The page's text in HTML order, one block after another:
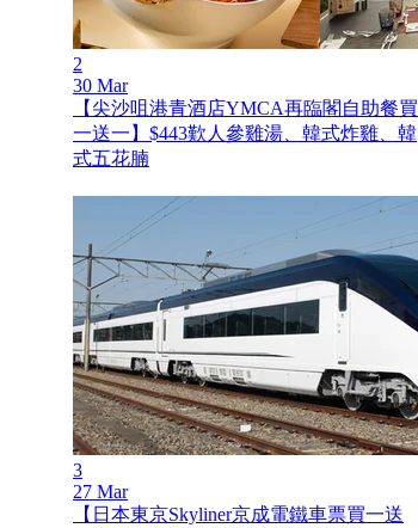
2
30 Mar
【尖沙咀港青酒店YMCA再臨閣自助餐買
一送一】$443歎人參雞湯、韓式炸雞、韓
式五花腩
3
27 Mar
【日本東京Skyliner京成電鐵車票買一送